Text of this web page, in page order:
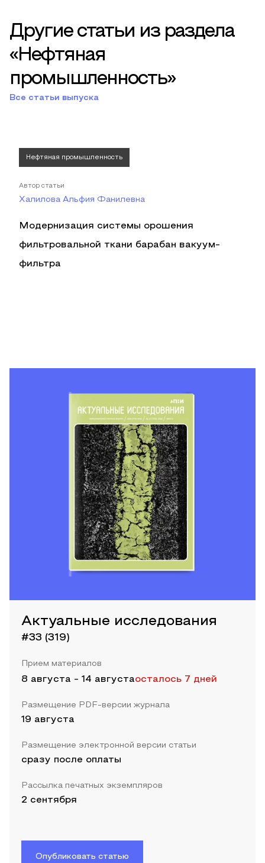
Другие статьи из раздела
«Нефтяная
промышленность»
Все статьи выпуска
Нефтяная промышленность
Автор статьи
Халилова Альфия Фанилевна
Модернизация системы орошения
фильтровальной ткани барабан вакуум-
фильтра
Актуальные исследования
#33 (319)
Прием материалов
8 августа - 14 августаосталось 7 дней
Размещение PDF-версии журнала
19 августа
Размещение электронной версии статьи
сразу после оплаты
Рассылка печатных экземпляров
2 сентября
Опубликовать статью